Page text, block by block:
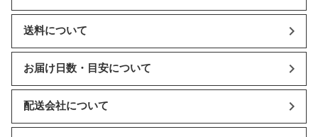
送料について
お届け日数・目安について
配送会社について